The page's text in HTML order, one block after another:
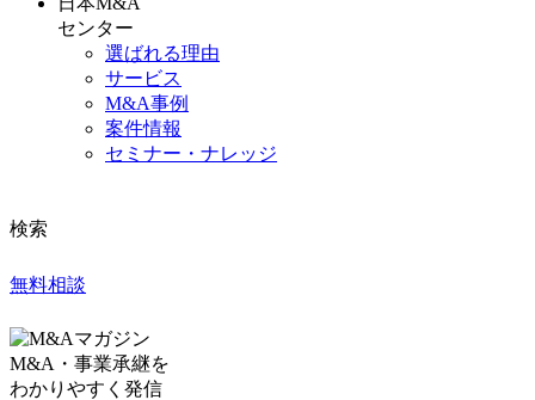
センター
選ばれる理由
サービス
M&A事例
案件情報
セミナー・ナレッジ
検索
無料相談
M&A・事業承継を
わかりやすく発信